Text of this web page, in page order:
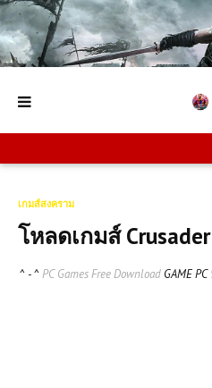
เกมส์สงคราม
โหลดเกมส์
^ - ^ PC Games Free Download GAME PC